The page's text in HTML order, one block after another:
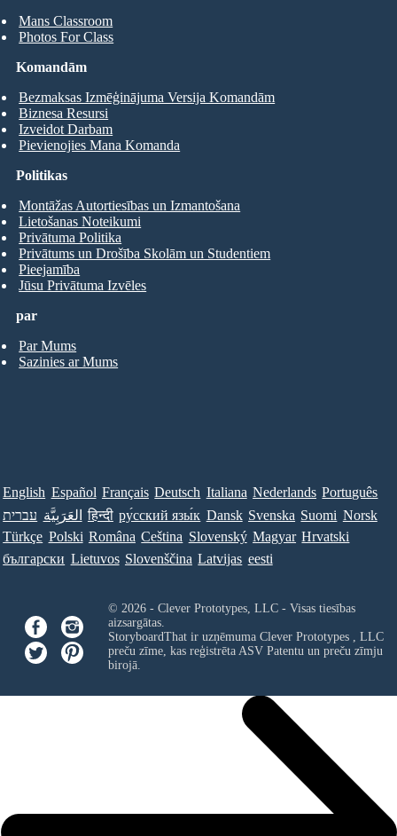
Mans Classroom
Photos For Class
Komandām
Bezmaksas Izmēģinājuma Versija Komandām
Biznesa Resursi
Izveidot Darbam
Pievienojies Mana Komanda
par
Par Mums
Sazinies ar Mums
Politikas
Montāžas Autortiesības un Izmantošana
Lietošanas Noteikumi
Privātuma Politika
Privātums un Drošība Skolām un Studentiem
Pieejamība
Jūsu Privātuma Izvēles
English Español Français Deutsch Italiana Nederlands Português
עברית العَرَبِيَّة हिन्दी ру́сский язы́к Dansk Svenska Suomi Norsk
Türkçe Polski Româna Ceština Slovenský Magyar Hrvatski
български Lietuvos Slovenščina Latvijas eesti
© 2026 - Clever Prototypes, LLC - Visas tiesības
aizsargātas.
StoryboardThat ir uzņēmuma Clever Prototypes , LLC
preču zīme, kas reģistrēta ASV Patentu un preču zīmju
birojā.